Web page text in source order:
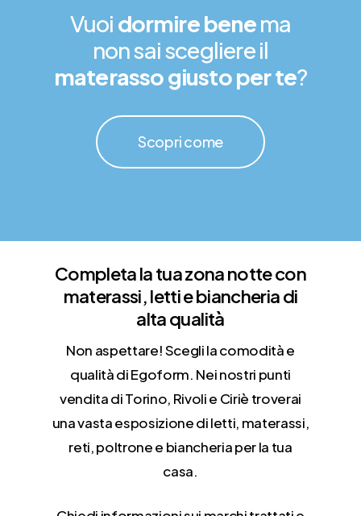
Vuoi dormire benema
non sai scegliere il
materasso giusto per te?
Scopri come
Completa la tua zona notte con
materassi, letti e biancheria di
alta qualità
Non aspettare! Scegli la comodità e
qualità di Egoform. Nei nostri punti
vendita di Torino, Rivoli e Ciriè troverai
una vasta esposizione di letti, materassi,
reti, poltrone e biancheria per la tua
casa.